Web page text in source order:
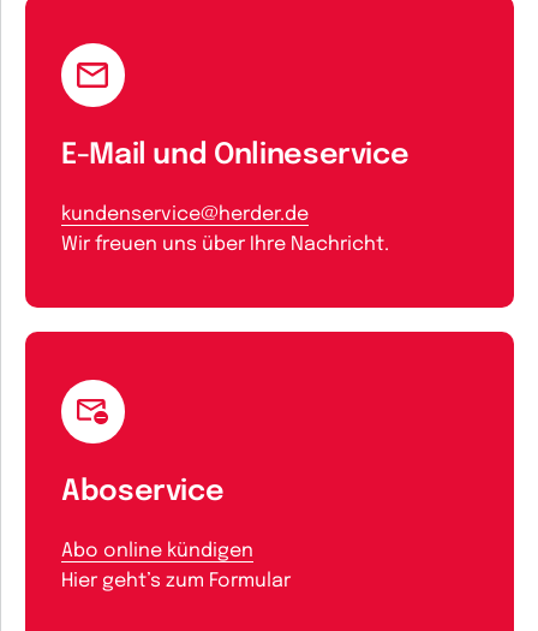
E-Mail und Onlineservice
kundenservice@herder.de
Wir freuen uns über Ihre Nachricht.
Aboservice
Abo online kündigen
Hier geht’s zum Formular